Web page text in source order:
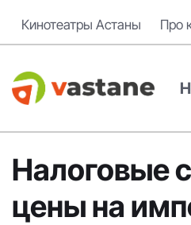
Кинотеатры Астаны Про
Налоговые
цены на